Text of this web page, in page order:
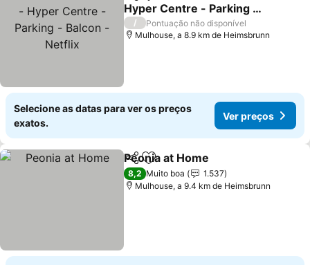
Hyper Centre - Parking -
Balcon - Netflix
/
Pontuação não disponível
Mulhouse, a 8.9 km de Heimsbrunn
Selecione as datas para ver os preços
exatos.
Ver preços
PartilharAdicionar aos favoritos
Peonia at Home
8,2 Muito boa
1.537
Mulhouse, a 9.4 km de Heimsbrunn